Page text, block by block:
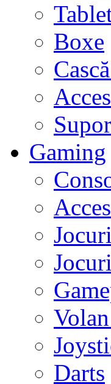
Boxe
Gaming
Darts